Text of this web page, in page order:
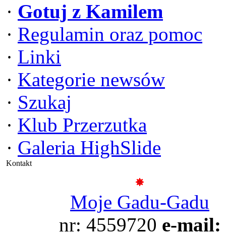
· Gotuj z Kamilem
· Regulamin oraz pomoc
· Linki
· Kategorie newsów
· Szukaj
· Klub Przerzutka
· Galeria HighSlide
Kontakt
Moje Gadu-Gadu
nr: 4559720 e-mail: